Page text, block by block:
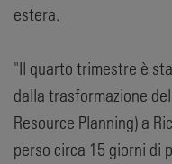
estera.
"Il quarto trimestre è
dalla trasformazione
Resource Planning) a
perso circa 15 giorni di